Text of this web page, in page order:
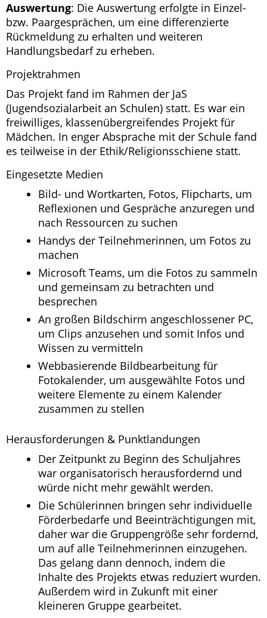
Auswertung: Die Auswertung erfolgte in Einzel-
bzw. Paargesprächen, um eine differenzierte
Rückmeldung zu erhalten und weiteren
Handlungsbedarf zu erheben.
Projektrahmen
Das Projekt fand im Rahmen der JaS
(Jugendsozialarbeit an Schulen) statt. Es war ein
freiwilliges, klassenübergreifendes Projekt für
Mädchen. In enger Absprache mit der Schule fand
es teilweise in der Ethik/Religionsschiene statt.
Eingesetzte Medien
Bild- und Wortkarten, Fotos, Flipcharts, um
Reflexionen und Gespräche anzuregen und
nach Ressourcen zu suchen
Handys der Teilnehmerinnen, um Fotos zu
machen
Microsoft Teams, um die Fotos zu sammeln
und gemeinsam zu betrachten und
besprechen
An großen Bildschirm angeschlossener PC,
um Clips anzusehen und somit Infos und
Wissen zu vermitteln
Webbasierende Bildbearbeitung für
Fotokalender, um ausgewählte Fotos und
weitere Elemente zu einem Kalender
zusammen zu stellen
Herausforderungen & Punktlandungen
Der Zeitpunkt zu Beginn des Schuljahres
war organisatorisch herausfordernd und
würde nicht mehr gewählt werden.
Die Schülerinnen bringen sehr individuelle
Förderbedarfe und Beeinträchtigungen mit,
daher war die Gruppengröße sehr fordernd,
um auf alle Teilnehmerinnen einzugehen.
Das gelang dann dennoch, indem die
Inhalte des Projekts etwas reduziert wurden.
Außerdem wird in Zukunft mit einer
kleineren Gruppe gearbeitet.